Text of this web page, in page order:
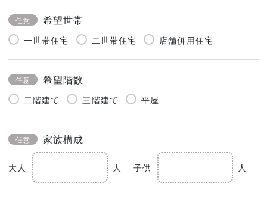
任意 希望世帯
一世帯住宅 二世帯住宅 店舗併用住宅
任意 希望階数
二階建て 三階建て 平屋
任意 家族構成
大人 人 子供 人